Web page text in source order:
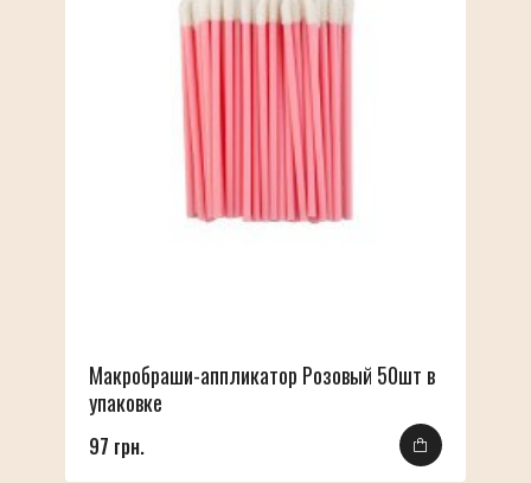
Макробраши-аппликатор Розовый 50шт в
упаковке
97 грн.